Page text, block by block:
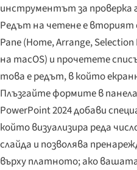
инструментът за проверка
Редът на четене е
Pane (Home, Arrange,
на macOS) и прочетете
това е редът, в който
Плъзгайте формите в
PowerPoint 2024 добави
който визуализира реда
слайда и позволява
върху платното; ако